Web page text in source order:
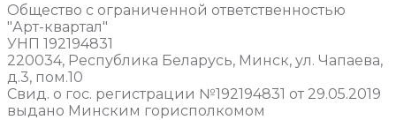
Общество с ограниченной ответственностью
"Арт-квартал"
УНП 192194831
220034, Республика Беларусь, Минск, ул. Чапаева,
д.3, пом.10
Свид. о гос. регистрации №192194831 от 29.05.2019
выдано Минским горисполкомом